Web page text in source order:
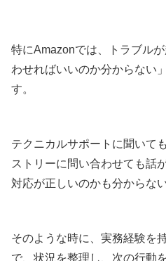
特にAmazonでは、トラブル
わせればいいのか分からない
す。
テクニカルサポートに聞いて
ストリーに問い合わせても話
対応が正しいのかも分からない
そのような時に、実務経験を
で、状況を整理し、次の行動